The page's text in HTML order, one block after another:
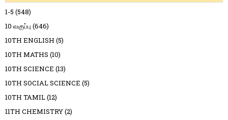
1-5 (548)
10 வகுப்பு (646)
10TH ENGLISH (5)
10TH MATHS (10)
10TH SCIENCE (13)
10TH SOCIAL SCIENCE (5)
10TH TAMIL(12)
11TH CHEMISTRY(2)